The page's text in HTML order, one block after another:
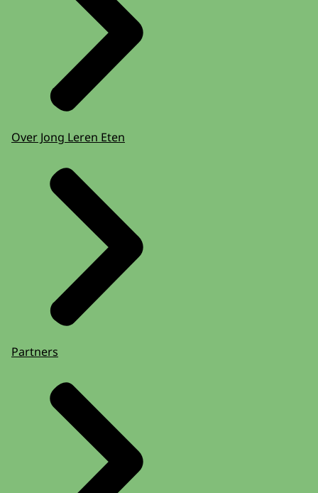
Over Jong Leren Eten
Partners